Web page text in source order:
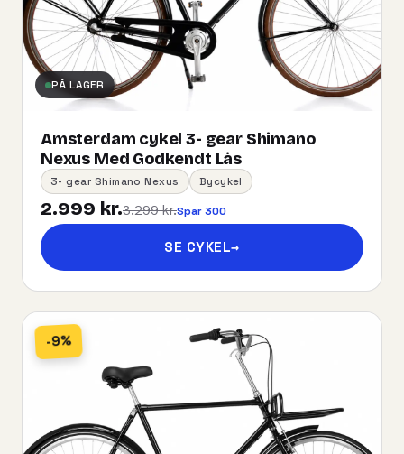
PÅ LAGER
Amsterdam cykel 3- gear Shimano
Nexus Med Godkendt Lås
3- gear Shimano Nexus Bycykel
2.999 kr.3.299 kr.Spar 300
SE CYKEL→
-9%